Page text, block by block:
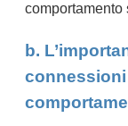
comportamento
b.